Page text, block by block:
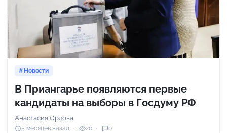
Новости
В Приангарье появляются первые
кандидаты на выборы в Госдуму РФ
Анастасия Орлова
5 месяцев назад 20 0